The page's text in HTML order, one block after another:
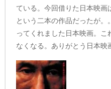
ている。今回借りた日本映画
という二本の作品だったが
ってくれました日本映画。こ
なくなる。ありがとう日本映